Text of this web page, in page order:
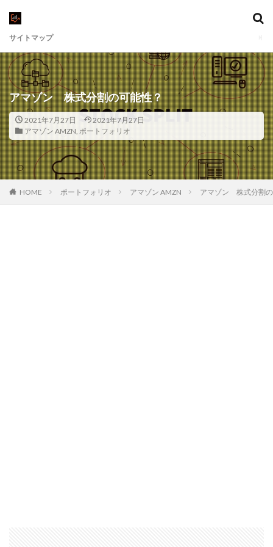
サイトマップ
アマゾン 株式分割の可能性？
2021年7月27日
2021年7月27日
アマゾン AMZN, ポートフォリオ
HOME ポートフォリオ アマゾン AMZN アマゾン 株式分割